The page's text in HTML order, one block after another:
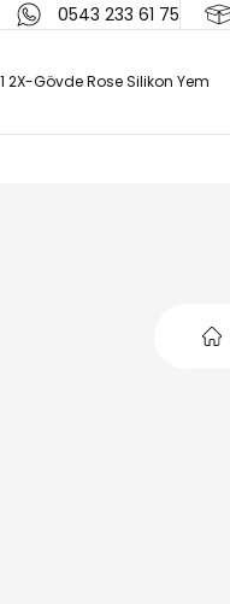
0543 233 61 75